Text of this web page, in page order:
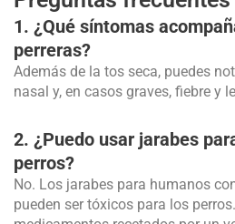
1. ¿Qué síntomas
perreras?
Además de la tos seca, puedes
nasal y, en casos graves, fiebre y
2. ¿Puedo usar jarabes
perros?
No. Los jarabes para humanos
pueden ser tóxicos para los